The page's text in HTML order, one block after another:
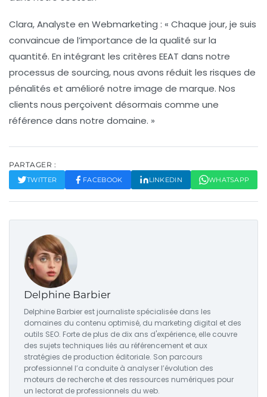
Clara, Analyste en Webmarketing : « Chaque jour, je suis
convaincue de l’importance de la qualité sur la
quantité. En intégrant les critères EEAT dans notre
processus de sourcing, nous avons réduit les risques de
pénalités et amélioré notre image de marque. Nos
clients nous perçoivent désormais comme une
référence dans notre domaine. »
PARTAGER :
TWITTER FACEBOOK LINKEDIN WHATSAPP
Delphine Barbier
Delphine Barbier est journaliste spécialisée dans les
domaines du contenu optimisé, du marketing digital et des
outils SEO. Forte de plus de dix ans d'expérience, elle couvre
des sujets techniques liés au référencement et aux
stratégies de production éditoriale. Son parcours
professionnel l’a conduite à analyser l’évolution des
moteurs de recherche et des ressources numériques pour
un lectorat de professionnels du web.